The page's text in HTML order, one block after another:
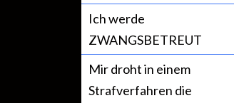
Ich werde
ZWANGSBETREUT
Mir droht in einem
Strafverfahren die